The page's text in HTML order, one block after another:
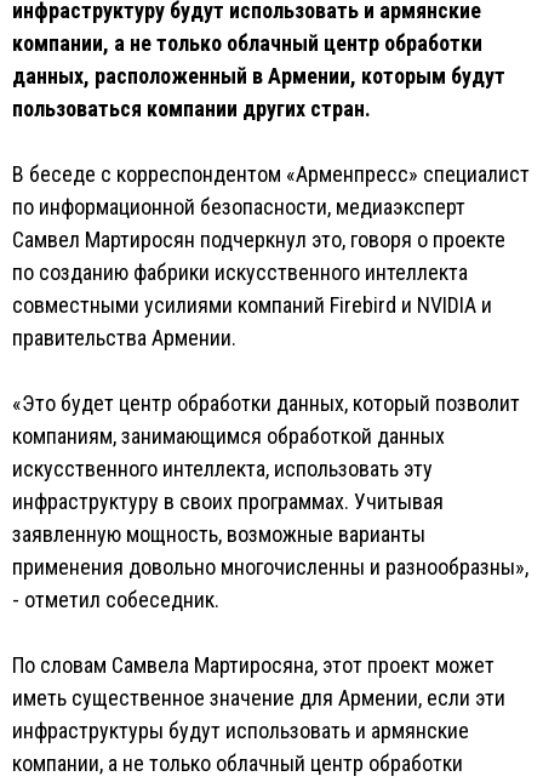
инфраструктуру будут использовать и армянские
компании, а не только облачный центр обработки
данных, расположенный в Армении, которым будут
пользоваться компании других стран.
В беседе с корреспондентом «Арменпресс» специалист
по информационной безопасности, медиаэксперт
Самвел Мартиросян подчеркнул это, говоря о проекте
по созданию фабрики искусственного интеллекта
совместными усилиями компаний Firebird и NVIDIA и
правительства Армении.
«Это будет центр обработки данных, который позволит
компаниям, занимающимся обработкой данных
искусственного интеллекта, использовать эту
инфраструктуру в своих программах. Учитывая
заявленную мощность, возможные варианты
применения довольно многочисленны и разнообразны»,
- отметил собеседник.
По словам Самвела Мартиросяна, этот проект может
иметь существенное значение для Армении, если эти
инфраструктуры будут использовать и армянские
компании, а не только облачный центр обработки